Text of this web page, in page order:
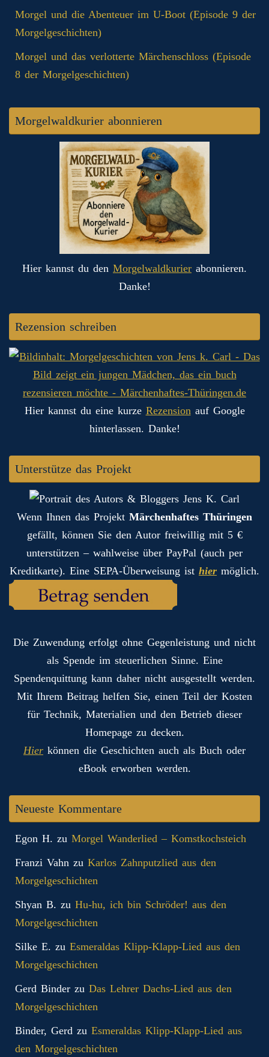
Morgel und die Abenteuer im U-Boot (Episode 9 der
Morgelgeschichten)
Morgel und das verlotterte Märchenschloss (Episode
8 der Morgelgeschichten)
Morgelwaldkurier abonnieren
Hier kannst du den Morgelwaldkurier abonnieren.
Danke!
Rezension schreiben
Hier kannst du eine kurze Rezensionauf Google
hinterlassen. Danke!
Unterstütze das Projekt
Wenn Ihnen das Projekt Märchenhaftes Thüringen
gefällt, können Sie den Autor freiwillig mit 5 €
unterstützen – wahlweise über PayPal (auch per
Kreditkarte). Eine SEPA-Überweisung ist hier möglich.
Die Zuwendung erfolgt ohne Gegenleistung und nicht
als Spende im steuerlichen Sinne. Eine
Spendenquittung kann daher nicht ausgestellt werden.
Mit Ihrem Beitrag helfen Sie, einen Teil der Kosten
für Technik, Materialien und den Betrieb dieser
Homepage zu decken.
Hier können die Geschichten auch als Buch oder
eBook erworben werden.
Neueste Kommentare
Egon H. zu Morgel Wanderlied – Komstkochsteich
Franzi Vahn zu Karlos Zahnputzlied aus den
Morgelgeschichten
Shyan B. zu Hu-hu, ich bin Schröder! aus den
Morgelgeschichten
Silke E. zu Esmeraldas Klipp‑Klapp‑Lied aus den
Morgelgeschichten
Gerd Binder zu Das Lehrer Dachs-Lied aus den
Morgelgeschichten
Binder, Gerd zu Esmeraldas Klipp‑Klapp‑Lied aus
den Morgelgeschichten